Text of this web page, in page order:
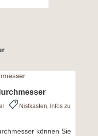
Nistkasten Infos zu
können Sie